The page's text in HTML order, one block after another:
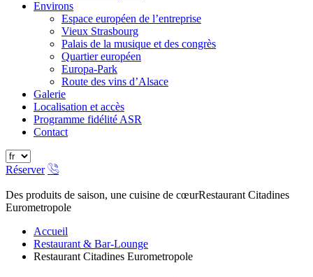
Environs
Espace européen de l’entreprise
Vieux Strasbourg
Palais de la musique et des congrès
Quartier européen
Europa-Park
Route des vins d’Alsace
Galerie
Localisation et accès
Programme fidélité ASR
Contact
Réserver
Des produits de saison, une cuisine de cœurRestaurant Citadines
Eurometropole
Accueil
Restaurant & Bar-Lounge
Restaurant Citadines Eurometropole